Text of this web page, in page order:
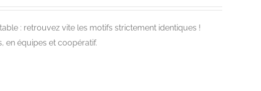
: retrouvez vite les motifs strictement identiques !
en équipes et coopératif.